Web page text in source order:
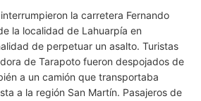
la carretera Fernando
la localidad de Lahuarpía en
de perpetuar un asalto. Turistas
de Tarapoto fueron despojados de
a un camión que transportaba
a la región San Martín. Pasajeros de